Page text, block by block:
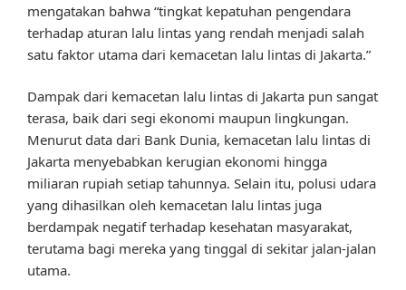
mengatakan bahwa “tingkat kepatuhan pengendara
terhadap aturan lalu lintas yang rendah menjadi salah
satu faktor utama dari kemacetan lalu lintas di Jakarta.”
Dampak dari kemacetan lalu lintas di Jakarta pun sangat
terasa, baik dari segi ekonomi maupun lingkungan.
Menurut data dari Bank Dunia, kemacetan lalu lintas di
Jakarta menyebabkan kerugian ekonomi hingga
miliaran rupiah setiap tahunnya. Selain itu, polusi udara
yang dihasilkan oleh kemacetan lalu lintas juga
berdampak negatif terhadap kesehatan masyarakat,
terutama bagi mereka yang tinggal di sekitar jalan-jalan
utama.